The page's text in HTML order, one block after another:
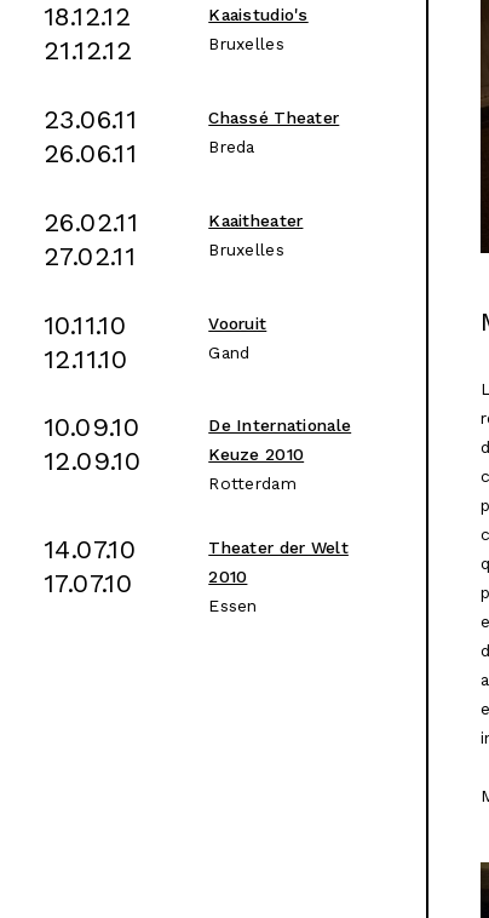
18.12.12
21.12.12
Kaaistudio's
Bruxelles
23.06.11
26.06.11
Chassé Theater
Breda
26.02.11
27.02.11
Kaaitheater
Bruxelles
10.11.10
12.11.10
Vooruit
Gand
10.09.10
12.09.10
De Internationale
Keuze 2010
Rotterdam
14.07.10
17.07.10
Theater der Welt
2010
Essen